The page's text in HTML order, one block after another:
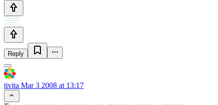
Reply
tivita Mar 3 2008 at 13:17